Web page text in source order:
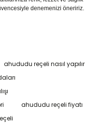
denemenizi öneririz.
siz yapın!
açıklamalarında ve diğer
öneri formunu
ederiz.
görüntülenemiyor.
ahududu reçeli nasıl yapılır
ahududu reçeli fiyatı